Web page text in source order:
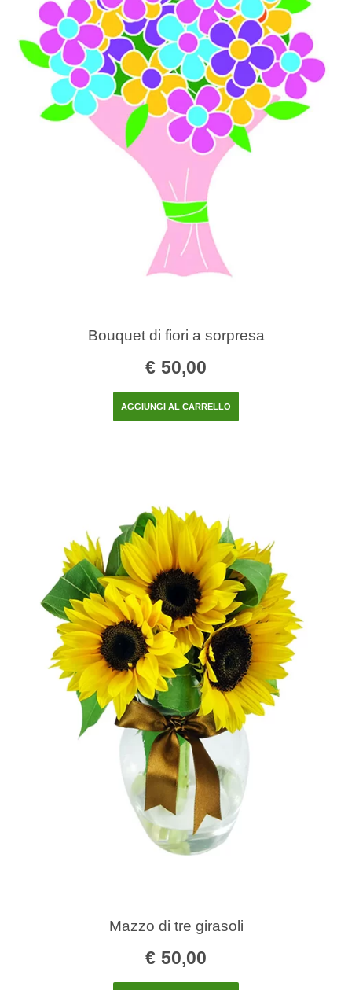
Bouquet di fiori a sorpresa
€ 50,00
AGGIUNGI AL CARRELLO
Mazzo di tre girasoli
€ 50,00